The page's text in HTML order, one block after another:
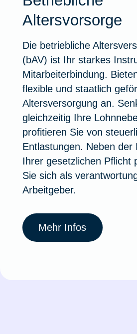
Ausstellungsversicherung
Valorenversicherung
Zur Produktübersicht
Altersvorsorge
Die betriebliche
(bAV) ist Ihr starkes
Mitarbeiterbindung.
flexible und staatlich
Altersversorgung an.
gleichzeitig Ihre
profitieren Sie von
Entlastungen. Neben der
Ihrer gesetzlichen Pflicht
Sie sich als
Arbeitgeber.
Mehr Infos